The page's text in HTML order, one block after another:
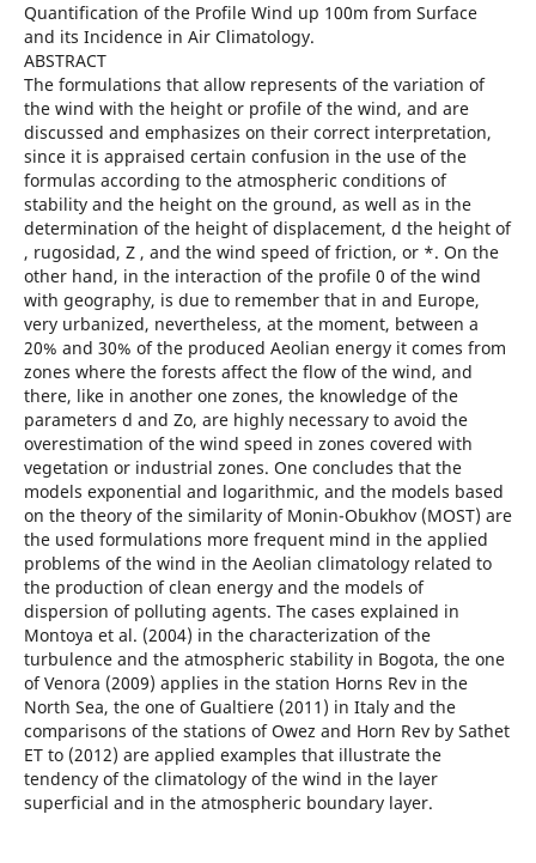
Quantification of the Profile Wind up 100m from Surface
and its Incidence in Air Climatology.
ABSTRACT
The formulations that allow represents of the variation of
the wind with the height or profile of the wind, and are
discussed and emphasizes on their correct interpretation,
since it is appraised certain confusion in the use of the
formulas according to the atmospheric conditions of
stability and the height on the ground, as well as in the
determination of the height of displacement, d the height of
, rugosidad, Z , and the wind speed of friction, or *. On the
other hand, in the interaction of the profile 0 of the wind
with geography, is due to remember that in and Europe,
very urbanized, nevertheless, at the moment, between a
20% and 30% of the produced Aeolian energy it comes from
zones where the forests affect the flow of the wind, and
there, like in another one zones, the knowledge of the
parameters d and Zo, are highly necessary to avoid the
overestimation of the wind speed in zones covered with
vegetation or industrial zones. One concludes that the
models exponential and logarithmic, and the models based
on the theory of the similarity of Monin-Obukhov (MOST) are
the used formulations more frequent mind in the applied
problems of the wind in the Aeolian climatology related to
the production of clean energy and the models of
dispersion of polluting agents. The cases explained in
Montoya et al. (2004) in the characterization of the
turbulence and the atmospheric stability in Bogota, the one
of Venora (2009) applies in the station Horns Rev in the
North Sea, the one of Gualtiere (2011) in Italy and the
comparisons of the stations of Owez and Horn Rev by Sathet
ET to (2012) are applied examples that illustrate the
tendency of the climatology of the wind in the layer
superficial and in the atmospheric boundary layer.